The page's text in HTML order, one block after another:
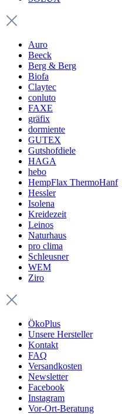
Auro
Beeck
Berg & Berg
Biofa
Claytec
conluto
FAXE
gräfix
dormiente
GUTEX
Gutshofdiele
HAGA
hebo
HempFlax ThermoHanf
Hessler
Isolena
Kreidezeit
Leinos
Naturhaus
pro clima
Schleusner
WEM
Ziro
ÖkoPlus
Unsere Hersteller
Kontakt
FAQ
Versandkosten
Newsletter
Facebook
Instagram
Vor-Ort-Beratung